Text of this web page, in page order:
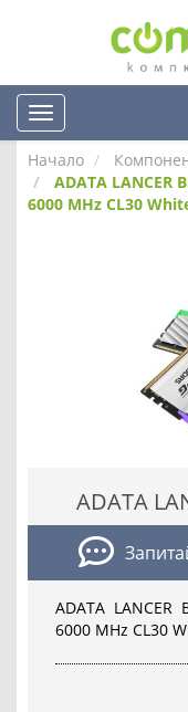
Начало
ADATA LANCER
6000 MHz CL30
ADATA
ADATA LANCER
6000 MHz CL30